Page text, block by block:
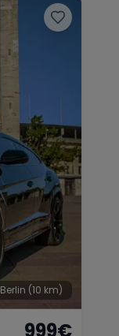
Berlin (10 km)